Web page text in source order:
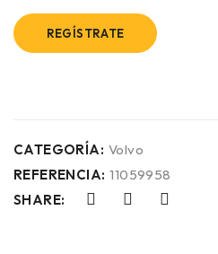
REGÍSTRATE
CATEGORÍA: Volvo
REFERENCIA: 11059958
SHARE: